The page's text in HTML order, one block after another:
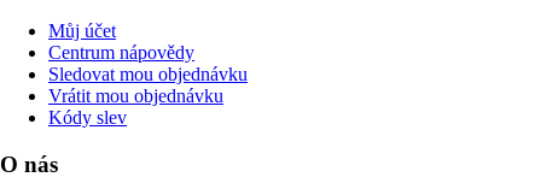
Můj účet
Centrum nápovědy
Sledovat mou objednávku
Vrátit mou objednávku
Kódy slev
O nás